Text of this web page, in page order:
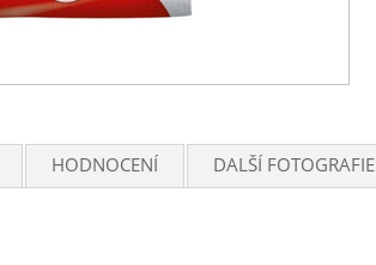
HODNOCENÍ DALŠÍ FOTOGRAFIE